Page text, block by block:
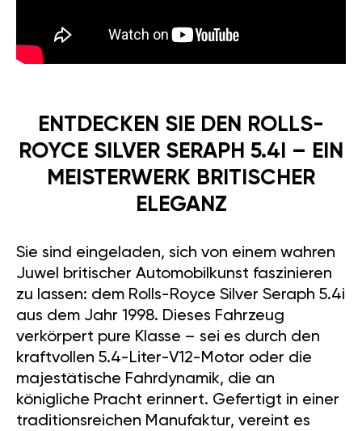
ENTDECKEN SIE DEN ROLLS-
ROYCE SILVER SERAPH 5.4I – EIN
MEISTERWERK BRITISCHER
ELEGANZ
Sie sind eingeladen, sich von einem wahren
Juwel britischer Automobilkunst faszinieren
zu lassen: dem Rolls-Royce Silver Seraph 5.4i
aus dem Jahr 1998. Dieses Fahrzeug
verkörpert pure Klasse – sei es durch den
kraftvollen 5.4-Liter-V12-Motor oder die
majestätische Fahrdynamik, die an
königliche Pracht erinnert. Gefertigt in einer
traditionsreichen Manufaktur, vereint es